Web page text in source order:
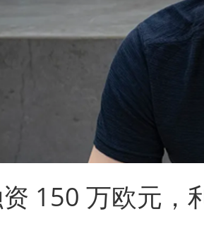
150 万欧元，